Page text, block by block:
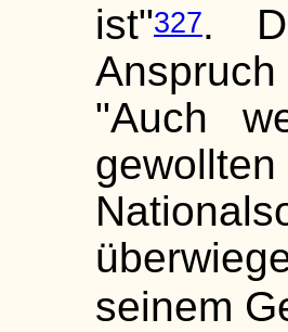
ist"327.
"Auch
seinem